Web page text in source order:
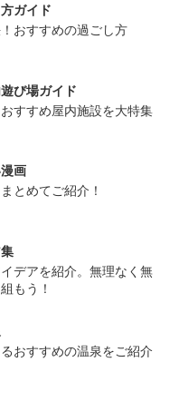
ガイド
おすすめの過ごし方
び場ガイド
すすめ屋内施設を大特集
画
とめてご紹介！
デアを紹介。無理なく無
もう！
おすすめの温泉をご紹介